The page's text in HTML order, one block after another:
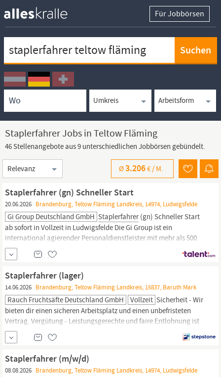
Für Jobbörsen
Ortssuche
Umkreissuche
Arbeitsform
Staplerfahrer Jobs in Teltow Fläming
46 Stellenangebote aus 9 unterschiedlichen Jobbörsen gebündelt.
Sortierung
Ø3.206€ / M.
Staplerfahrer (gn) Schneller Start
20.06.2026 Brandenburg, Teltow Fläming Landkreis, 14974, Ludwigsfelde
Gi Group Deutschland GmbH Staplerfahrer(gn) Schneller Start
ab sofort in Vollzeit in Ludwigsfelde Die Gi Group ist ein
international agierender Personaldienstleister mit mehr als 500
Standorten in 40 Ländern. Deine Aufgaben als
Warenannahme und Wareneingangskontrolle Buchungen im
Staplerfahrer
Staplerfahrer (lager)
14.06.2026 Brandenburg, Teltow Fläming Landkreis, 15837, Baruth Mark
Rauch Fruchtsäfte Deutschland GmbH Vollzeit Sicherheit - Wir
bieten dir einen sicheren Arbeitsplatz und einen unbefristeten
Vertrag. Vergütung - Leistungsgerechte und faire Entlohnung ist
für uns selbstverständlich. Zusätzlich profitieren unsere
Mitarbeitenden von Urlaubsgeld sowie von finanziellen
Zuschüssen – etwa zur Kinderbetreuung oder zu besonderen
Anlässen wie einer Geburt oder Hochzeit. Entwicklung -...
Staplerfahrer (m/w/d)
08.08.2026 Brandenburg, Teltow Fläming Landkreis, 14974, Ludwigsfelde